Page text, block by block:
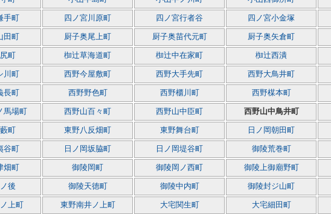
町 四ノ宮川原町 四ノ宮行者谷 四ノ宮小金塚
町 厨子奥尾上町 厨子奥苗代元町 厨子奥矢倉町
町 椥辻草海道町 椥辻中在家町 椥辻西潰
町 西野今屋敷町 西野大手先町 西野大鳥井町
町 西野野色町 西野櫃川町 西野楳本町
場町 西野山百々町 西野山中臣町 西野山中鳥井町
町 東野八反畑町 東野舞台町 日ノ岡朝田町
町 日ノ岡坂脇町 日ノ岡堤谷町 御陵荒巻町
町 御陵岡町 御陵岡ノ西町 御陵上御廟野町
後 御陵天徳町 御陵中内町 御陵封ジ山町
上町 東野南井ノ上町 大宅関生町 大宅細田町